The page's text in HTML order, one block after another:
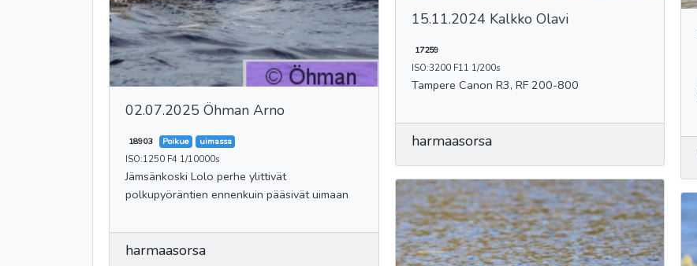
02.07.2025 Öhman Arno
18903 Poikue uimassa
ISO:1250 F4 1/10000s
Jämsänkoski Lolo perhe ylittivät
polkupyöräntien ennenkuin pääsivät uimaan
harmaasorsa
15.11.2024 Kalkko Olavi
17259
ISO:3200 F11 1/200s
Tampere Canon R3, RF 200-800
harmaasorsa